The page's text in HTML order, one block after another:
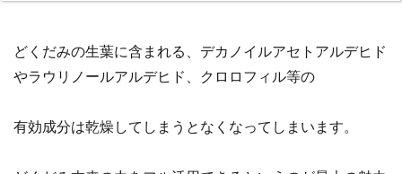
どくだみの生葉に含まれる、デカノイルアセトアルデヒド
やラウリノールアルデヒド、クロロフィル等の
有効成分は乾燥してしまうとなくなってしまいます。